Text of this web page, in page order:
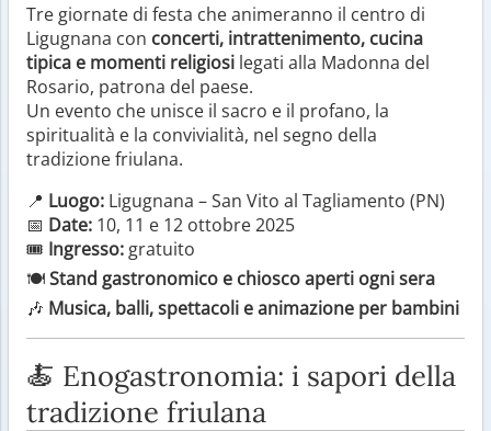
Tre giornate di festa che animeranno il centro di
Ligugnana con concerti, intrattenimento, cucina
tipica e momenti religiosi legati alla Madonna del
Rosario, patrona del paese.
Un evento che unisce il sacro e il profano, la
spiritualità e la convivialità, nel segno della
tradizione friulana.
📍 Luogo: Ligugnana – San Vito al Tagliamento (PN)
📅 Date: 10, 11 e 12 ottobre 2025
🎟️ Ingresso: gratuito
🍽️Stand gastronomico e chiosco aperti ogni sera
🎶 Musica, balli, spettacoli e animazione per bambini
🍝 Enogastronomia: i sapori della
tradizione friulana